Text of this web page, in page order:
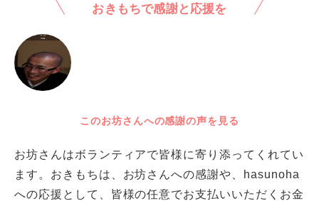
おきもちで感謝と応援を
このお坊さんへの感謝の声を見る
お坊さんはボランティアで皆様に寄り添ってくれてい
ます。おきもちは、お坊さんへの感謝や、hasunoha
への応援として、皆様の任意でお支払いいただくお金